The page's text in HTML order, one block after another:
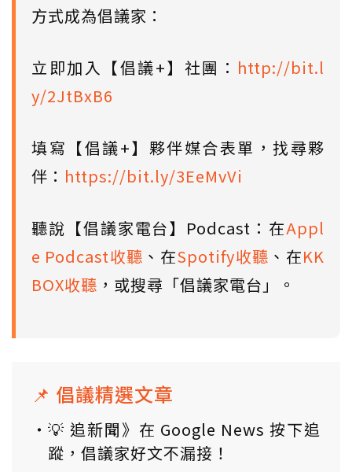
方式成為倡議家：
立即加入【倡議+】社團： http://bit.l
y/2JtBxB6
填寫【倡議+】夥伴媒合表單，找尋夥
伴： https://bit.ly/3EeMvVi
聽說【倡議家電台】Podcast：在Appl
e Podcast收聽 、在Spotify收聽 、在KK
BOX收聽 ，或搜尋「倡議家電台」。
📌 倡議精選文章
💡 追新聞》在 Google News 按下追
蹤，倡議家好文不漏接！